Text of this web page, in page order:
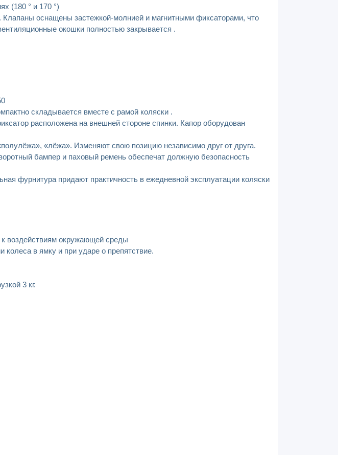
(180 ° и 170 °)
оснащены застежкой-молнией и магнитными фиксаторами, что
окошки полностью закрывается .
складывается вместе с рамой коляски .
расположена на внешней стороне спинки. Капор оборудован
«лёжа». Изменяют свою позицию независимо друг от друга.
бампер и паховый ремень обеспечат должную безопасность
фурнитура придают практичность в ежедневной эксплуатации коляски
воздействиям окружающей среды
колеса в ямку и при ударе о препятствие.
3 кг.